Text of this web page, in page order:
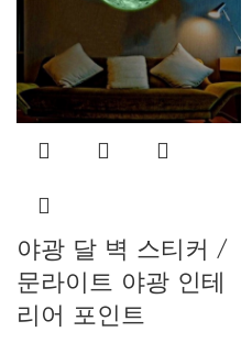
야광 달 벽 스티커 /
문라이트 야광 인테
리어 포인트